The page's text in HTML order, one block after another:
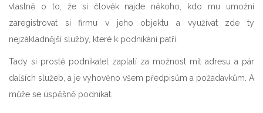
vlastně o to, že si člověk najde někoho, kdo mu umožní
zaregistrovat si firmu v jeho objektu a využívat zde ty
nejzákladnější služby, které k podnikání patří.
Tady si prostě podnikatel zaplatí za možnost mít adresu a pár
dalších služeb, a je vyhověno všem předpisům a požadavkům. A
může se úspěšně podnikat.